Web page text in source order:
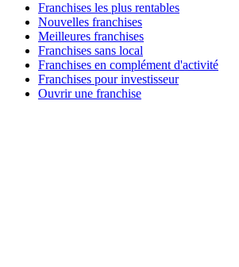
Franchises les plus rentables
Nouvelles franchises
Meilleures franchises
Franchises sans local
Franchises en complément d'activité
Franchises pour investisseur
Ouvrir une franchise